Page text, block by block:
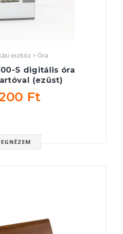
eszköz > Óra
S digitális óra
(ezüst)
Ft